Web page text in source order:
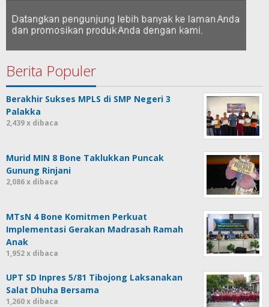
Berita Populer
Berakhir Sukses MPLS di SMP Negeri 3
Palakka
2,439 x dibaca
Murid MIN 8 Bone Taklukkan Puncak
Gunung Rinjani
2,086 x dibaca
MTsN 4 Bone Komitmen Perkuat
Implementasi Gerakan Madrasah Ramah
Anak
1,952 x dibaca
UPT SD Inpres 5/81 Tibojong Laksanakan
Salat Dhuha Bersama
1,260 x dibaca